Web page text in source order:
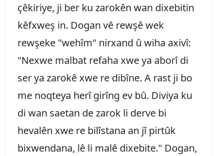
çêkiriye, ji ber ku zarokên wan dixebitin
kêfxweş in. Dogan vê rewşê wek
rewşeke "wehîm" nirxand û wiha axivî:
"Nexwe malbat refaha xwe ya aborî di
ser ya zarokê xwe re dibîne. A rast ji bo
me noqteya herî girîng ev bû. Diviya ku
di wan saetan de zarok li derve bi
hevalên xwe re bilîstana an jî pirtûk
bixwendana, lê li malê dixebite." Dogan,